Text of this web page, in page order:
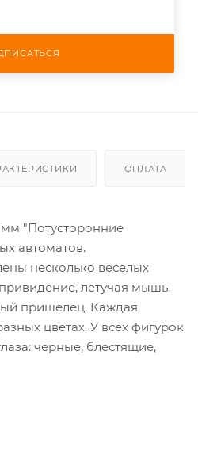
ОПЛАТА
"Потусторонние
автоматов.
несколько веселых
летучая мышь,
пришелец. Каждая
цветах. У всех фигурок
черные, блестящие,